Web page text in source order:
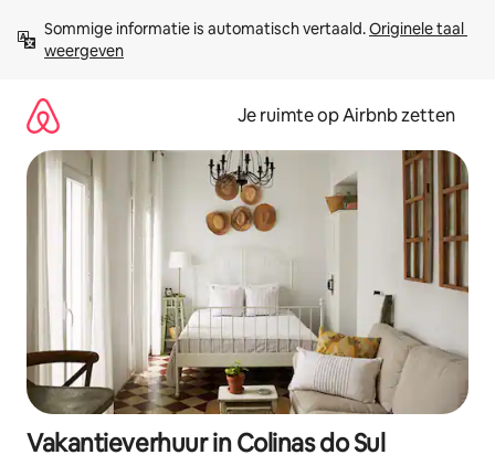
direct
naar
Sommige informatie is automatisch vertaald. Originele taal
weergeven
Je ruimte op Airbnb zetten
Vakantieverhuur in Colinas do Sul